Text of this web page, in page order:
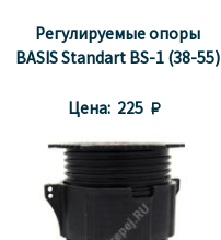
Регулируемые опоры
BASIS Standart BS-1 (38-55)
Цена: 225 